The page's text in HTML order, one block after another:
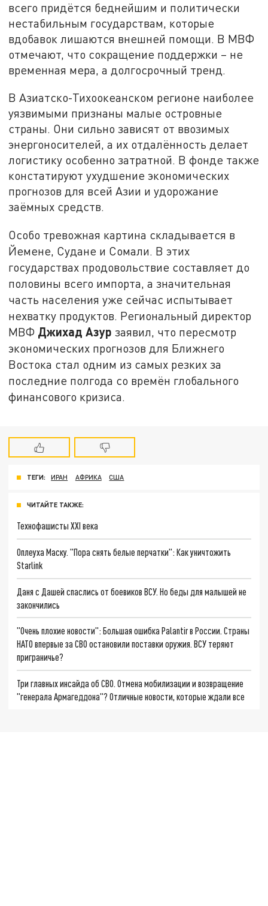
всего придётся беднейшим и политически
нестабильным государствам, которые
вдобавок лишаются внешней помощи. В МВФ
отмечают, что сокращение поддержки – не
временная мера, а долгосрочный тренд.
В Азиатско-Тихоокеанском регионе наиболее
уязвимыми признаны малые островные
страны. Они сильно зависят от ввозимых
энергоносителей, а их отдалённость делает
логистику особенно затратной. В фонде также
констатируют ухудшение экономических
прогнозов для всей Азии и удорожание
заёмных средств.
Особо тревожная картина складывается в
Йемене, Судане и Сомали. В этих
государствах продовольствие составляет до
половины всего импорта, а значительная
часть населения уже сейчас испытывает
нехватку продуктов. Региональный директор
МВФ Джихад Азур заявил, что пересмотр
экономических прогнозов для Ближнего
Востока стал одним из самых резких за
последние полгода со времён глобального
финансового кризиса.
ТЕГИ: ИРАН АФРИКА США
ЧИТАЙТЕ ТАКЖЕ:
Технофашисты XXI века
Оплеуха Маску. "Пора снять белые перчатки": Как уничтожить
Starlink
Даня с Дашей спаслись от боевиков ВСУ. Но беды для малышей не
закончились
"Очень плохие новости": Большая ошибка Palantir в России. Страны
НАТО впервые за СВО остановили поставки оружия. ВСУ теряют
приграничье?
Три главных инсайда об СВО. Отмена мобилизации и возвращение
"генерала Армагеддона"? Отличные новости, которые ждали все